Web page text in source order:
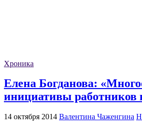
Хроника
Елена Богданова:
инициативы работников
14 октября 2014 Валентина Чаженгина